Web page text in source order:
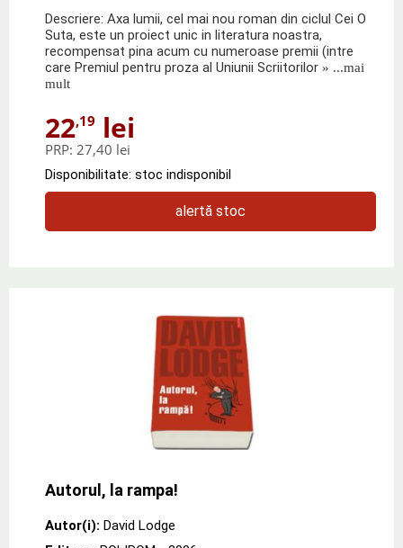
Descriere: Axa lumii, cel mai nou roman din ciclul Cei O
Suta, este un proiect unic in literatura noastra,
recompensat pina acum cu numeroase premii (intre
care Premiul pentru proza al Uniunii Scriitorilor » ...mai
mult
22,19 lei
PRP: 27,40 lei
Disponibilitate: stoc indisponibil
alertă stoc
Autorul, la rampa!
Autor(i): David Lodge